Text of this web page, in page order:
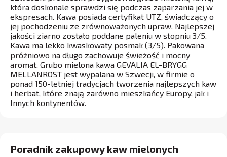
która doskonale sprawdzi się podczas zaparzania jej w
ekspresach. Kawa posiada certyfikat UTZ, świadczący o
jej pochodzeniu ze zrównoważonych upraw. Najlepszej
jakości ziarno zostało poddane paleniu w stopniu 3/5.
Kawa ma lekko kwaskowaty posmak (3/5). Pakowana
próżniowo na długo zachowuje świeżość i mocny
aromat. Grubo mielona kawa GEVALIA EL-BRYGG
MELLANROST jest wypalana w Szwecji, w firmie o
ponad 150-letniej tradycjach tworzenia najlepszych kaw
i herbat, które znają zarówno mieszkańcy Europy, jak i
Innych kontynentów.
Poradnik zakupowy kaw mielonych